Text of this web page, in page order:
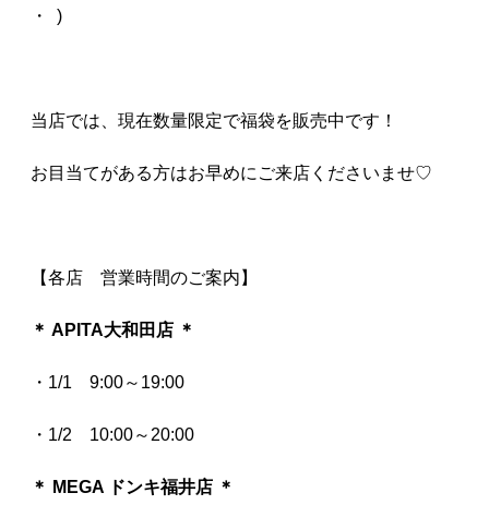
・ )
当店では、現在数量限定で福袋を販売中です！
お目当てがある方はお早めにご来店くださいませ♡
【各店 営業時間のご案内】
＊ APITA大和田店 ＊
・1/1 9:00～19:00
・1/2 10:00～20:00
＊ MEGA ドンキ福井店 ＊